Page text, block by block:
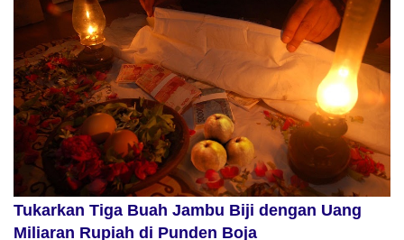
Tukarkan Tiga Buah Jambu Biji dengan Uang
Miliaran Rupiah di Punden Boja